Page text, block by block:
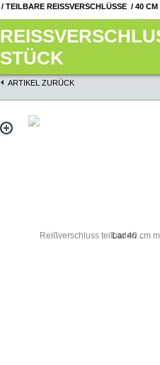
/ TEILBARE REISSVERSCHLÜSSE / 40 CM
TÜCK
ARTIKEL ZURÜCK
Laden...